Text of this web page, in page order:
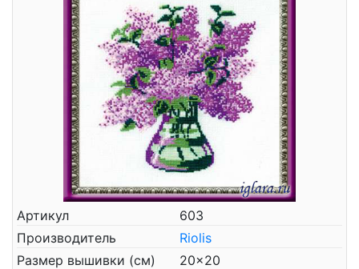
Артикул
603
Производитель
Riolis
Размер вышивки (см)
20x20